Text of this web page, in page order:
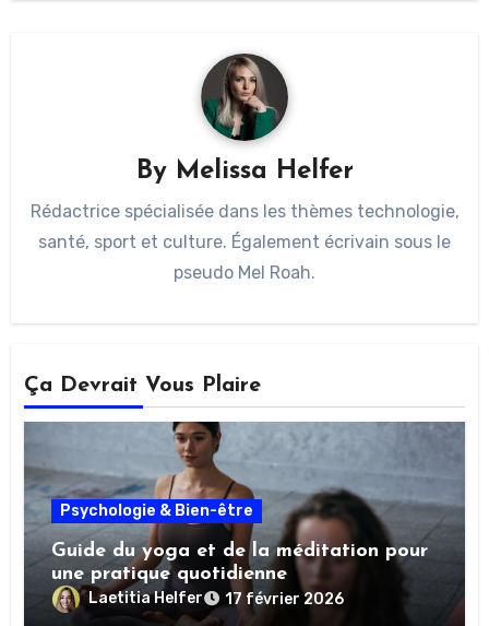
By Melissa Helfer
Rédactrice spécialisée dans les thèmes technologie,
santé, sport et culture. Également écrivain sous le
pseudo Mel Roah.
Ça Devrait Vous Plaire
Psychologie & Bien-être
Guide du yoga et de la méditation pour
une pratique quotidienne
Laetitia Helfer 17 février 2026